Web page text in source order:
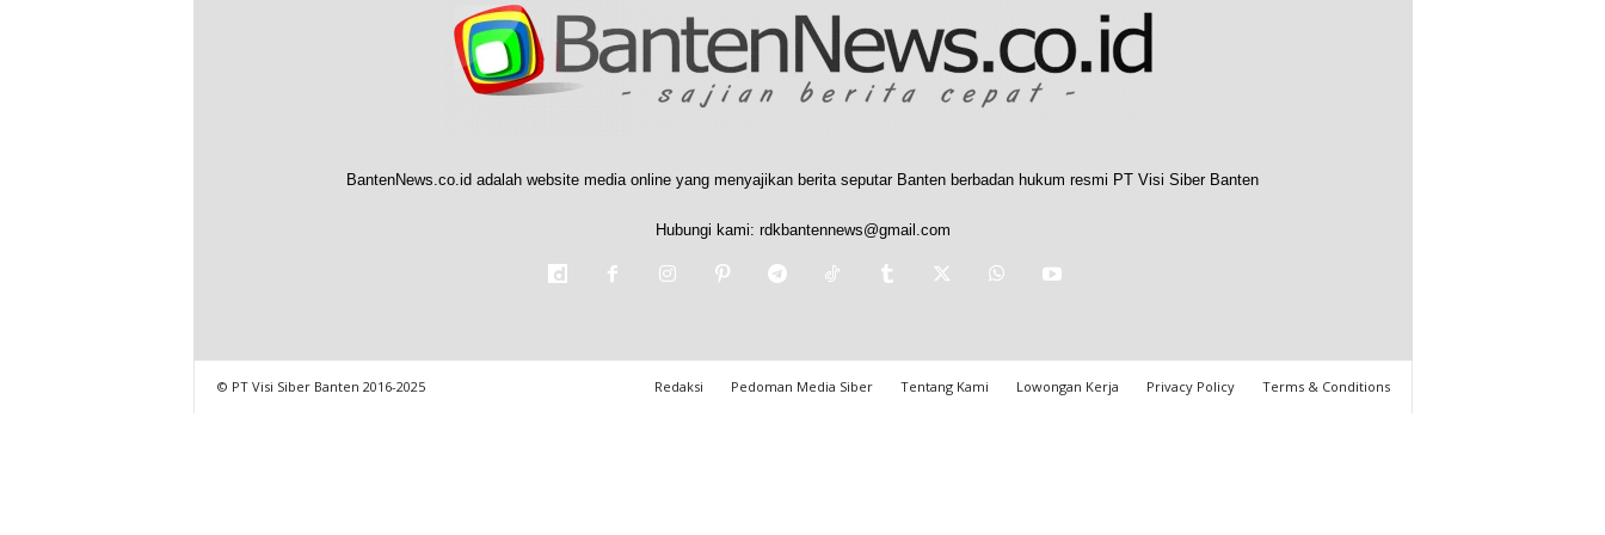
BantenNews.co.id adalah website media online yang menyajikan berita seputar Banten berbadan hukum resmi PT Visi Siber Banten
Hubungi kami: rdkbantennews@gmail.com
Redaksi Pedoman Media Siber Tentang Kami Lowongan Kerja Privacy Policy Terms & Conditions
© PT Visi Siber Banten 2016-2025